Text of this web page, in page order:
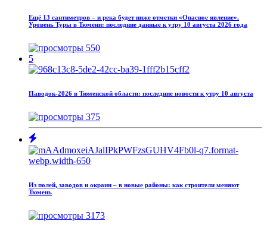
Ещё 13 сантиметров – и река будет ниже отметки «Опасное явление».
Уровень Туры в Тюмени: последние данные к утру 10 августа 2026 года
550
5
Паводок‑2026 в Тюменской области: последние новости к утру 10 августа
375
Из полей, заводов и окраин – в новые районы: как строители меняют
Тюмень
3173